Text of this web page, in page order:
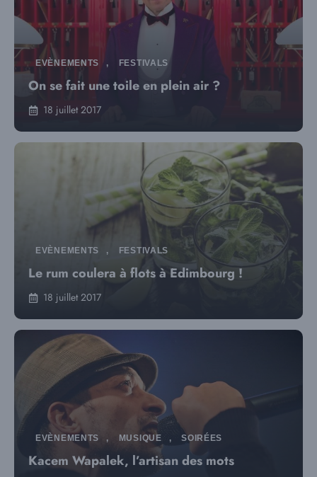
EVÈNEMENTS , FESTIVALS
On se fait une toile en plein air ?
18 juillet 2017
EVÈNEMENTS , FESTIVALS
Le rum coulera à flots à Edimbourg !
18 juillet 2017
EVÈNEMENTS , MUSIQUE , SOIRÉES
Kacem Wapalek, l’artisan des mots